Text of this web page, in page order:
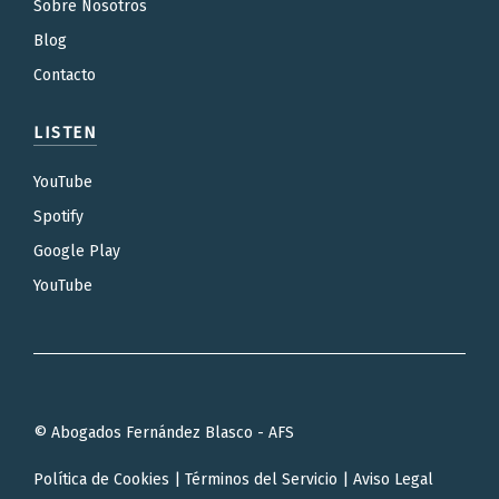
Sobre Nosotros
Blog
Contacto
LISTEN
YouTube
Spotify
Google Play
YouTube
© Abogados Fernández Blasco - AFS
Política de Cookies Términos del Servicio Aviso Legal